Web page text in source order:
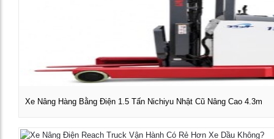
Xem chi tiết
Xe Nâng Hàng Bằng Điện 1.5 Tấn Nichiyu Nhật Cũ Nâng Cao 4.3m